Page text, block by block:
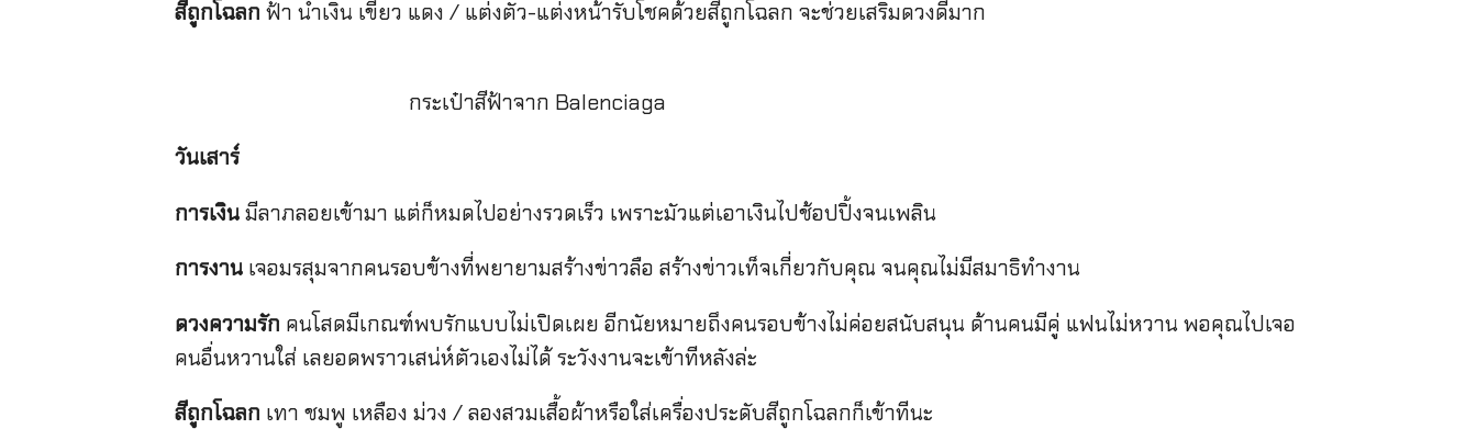
สีถูกโฉลก ฟ้า น้ำเงิน เขียว แดง / แต่งตัว-แต่งหน้ารับโชคด้วยสีถูกโฉลก จะช่วยเสริมดวงดีมาก
กระเป๋าสีฟ้าจาก Balenciaga
วันเสาร์
การเงิน มีลาภลอยเข้ามา แต่ก็หมดไปอย่างรวดเร็ว เพราะมัวแต่เอาเงินไปช้อปปิ้งจนเพลิน
การงานเจอมรสุมจากคนรอบข้างที่พยายามสร้างข่าวลือ สร้างข่าวเท็จเกี่ยวกับคุณ จนคุณไม่มีสมาธิทำงาน
ดวงความรัก คนโสดมีเกณฑ์พบรักแบบไม่เปิดเผย อีกนัยหมายถึงคนรอบข้างไม่ค่อยสนับสนุน ด้านคนมีคู่ แฟนไม่หวาน พอคุณไปเจอ
คนอื่นหวานใส่ เลยอดพราวเสน่ห์ตัวเองไม่ได้ ระวังงานจะเข้าทีหลังล่ะ
สีถูกโฉลก เทา ชมพู เหลือง ม่วง / ลองสวมเสื้อผ้าหรือใส่เครื่องประดับสีถูกโฉลกก็เข้าทีนะ